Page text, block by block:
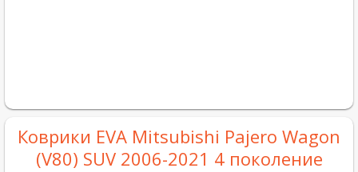
Коврики EVA Mitsubishi Pajero Wagon
(V80) SUV 2006-2021 4 поколение